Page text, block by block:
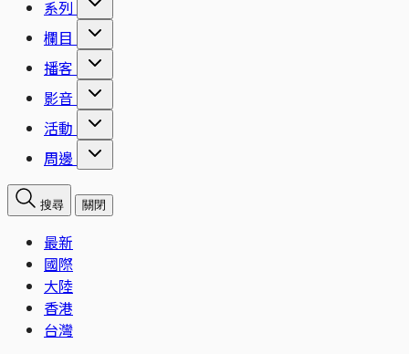
系列
欄目
播客
影音
活動
周邊
搜尋 關閉
最新
國際
大陸
香港
台灣